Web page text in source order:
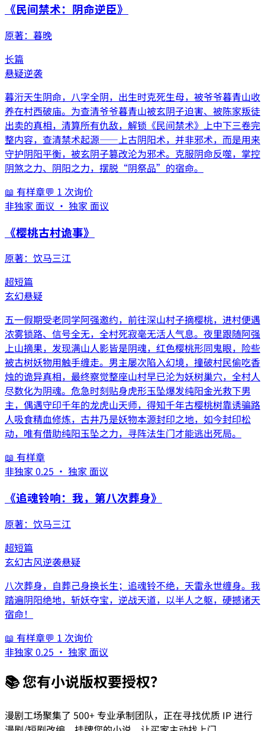
《民间禁术：阴命逆臣》
原著： 暮晚
长篇
悬疑逆袭
暮洐天生阴命，八字全阴，出生时克死生母，被爷爷暮青山收
养在村西破庙。为查清爷爷暮青山被玄阴子迫害、被陈家叛徒
出卖的真相，清算所有仇敌，解锁《民间禁术》上中下三卷完
整内容，查清禁术起源——上古阴阳术，并非邪术，而是用来
守护阴阳平衡，被玄阴子篡改沦为邪术。克服阴命反噬，掌控
阴煞之力、阴阳之力，摆脱“阴祭品”的宿命。
📖 有样章💬 1 次询价
非独家 面议 · 独家 面议
《樱桃古村诡事》
原著： 饮马三江
超短篇
玄幻悬疑
五一假期受老同学阿强邀约，前往深山村子摘樱桃，进村便遇
浓雾锁路、信号全无，全村死寂毫无活人气息。夜里跟随阿强
上山摘果，发现满山人影皆是阴魂，红色樱桃形同鬼眼，险些
被古树妖物用触手缠走。男主屡次陷入幻境，撞破村民偷吃香
烛的诡异真相，最终察觉整座山村早已沦为妖树巢穴，全村人
尽数化为阴魂。危急时刻贴身虎形玉坠爆发纯阳金光救下男
主，偶遇守印千年的龙虎山天师，得知千年古樱桃树靠诱骗路
人吸食精血修炼，古井乃是妖物本源封印之地，如今封印松
动，唯有借助纯阳玉坠之力，寻阵法生门才能逃出死局。
📖 有样章
非独家 0.25 · 独家 面议
《追魂铃响：我，第八次葬身》
原著： 饮马三江
超短篇
玄幻古风逆袭悬疑
八次葬身，自葬己身换长生；追魂铃不绝，天雷永世缠身。我
踏遍阴阳绝地，斩妖夺宝，逆战天道，以半人之躯，硬撼诸天
宿命！
📖 有样章💬 1 次询价
非独家 0.25 · 独家 面议
📚 您有小说版权要授权？
漫剧工场聚集了 500+ 专业承制团队，正在寻找优质 IP 进行